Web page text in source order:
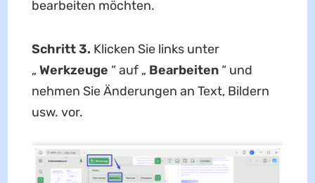
bearbeiten möchten.
Schritt 3. Klicken Sie links unter
„ Werkzeuge “ auf „ Bearbeiten“ und
nehmen Sie Änderungen an Text, Bildern
usw. vor.